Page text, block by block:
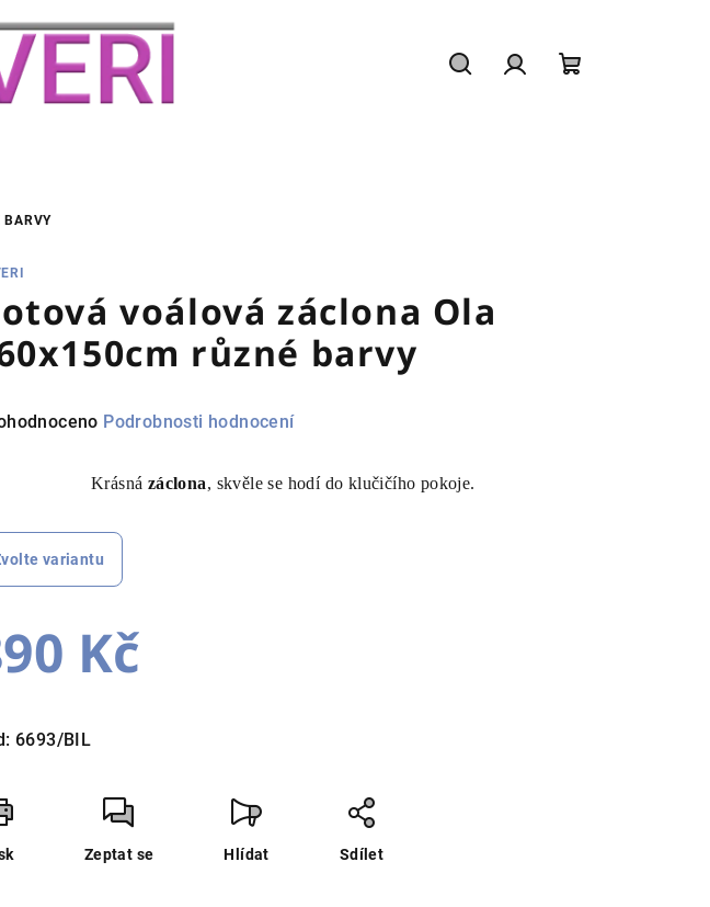
BARVY
voálová záclona Ola
různé barvy
Podrobnosti hodnocení
Krásná záclona, skvěle se hodí do klučičího pokoje.
variantu
Kč
6693/BIL
Zeptat se Hlídat Sdílet